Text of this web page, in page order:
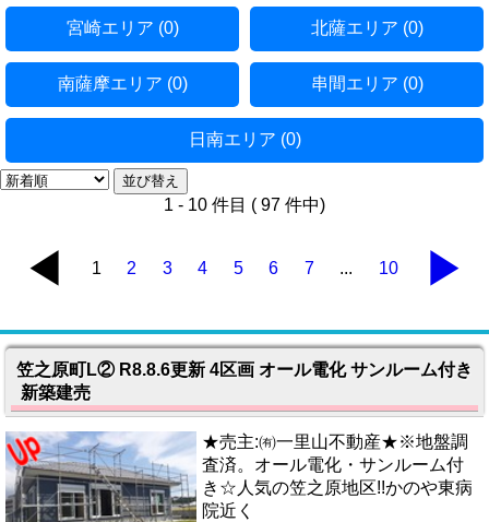
宮崎エリア (0) 北薩エリア (0)
南薩摩エリア (0) 串間エリア (0)
日南エリア (0)
1 - 10 件目 ( 97 件中)
◀ 1 2 3 4 5 6 7 ... 10 ▶
笠之原町L② R8.8.6更新 4区画 オール電化 サンルーム付き
新築建売
★売主:㈲一里山不動産★※地盤調
査済。オール電化・サンルーム付
き☆人気の笠之原地区!!かのや東病
院近く